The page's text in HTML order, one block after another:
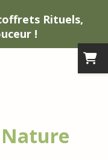
Rituels,
!
Nature